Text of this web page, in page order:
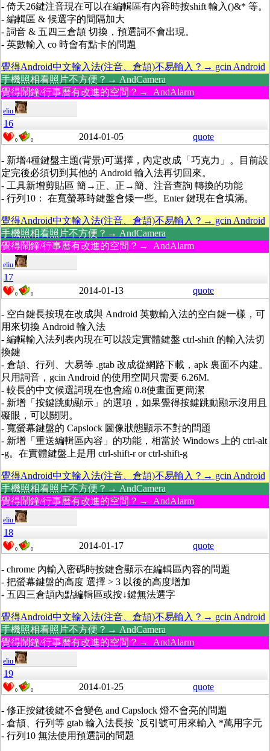
- 倚天26鍵注音現在可以在編輯區有內容時按shift 輸入()&* 等。
- 編輯區 & 候選字的間隔加大
- 詞音 & 五四三倉頡 切換，預選詞不會出現。
- 英數輸入 co 時會有點卡的問題
覺得Android中文輸入法(注音、倉頡)不易輸入？→ gcin Android
手機照相看照片不方便？→ AndCamera
覺得鬧鐘/行事曆有改進的空間？→ AndAlarm
eliu
16
0 0 2014-01-05 quote
- 新增4種鍵盤主題(背景)可選擇，內定改成「巧克力」。目前設
定完後必須切到其他的 Android 輸入法再切回來。
- 工具新增剪貼區 簡→正、正→簡、注音查詢 轉換的功能
- 行列10： 在寬螢幕時鍵盤會矮一些。Enter 鍵現在會填滿。
覺得Android中文輸入法(注音、倉頡)不易輸入？→ gcin Android
手機照相看照片不方便？→ AndCamera
覺得鬧鐘/行事曆有改進的空間？→ AndAlarm
eliu
17
0 0 2014-01-13 quote
- 空白鍵長按現在改成與 Android 英數輸入法的空白鍵一樣，可
用來切換 Android 輸入法
- 編輯輸入法列表內現在可以設定實體鍵盤 ctrl-shift 的輸入法切
換鍵
- 倉頡、行列、大易等 .gtab 改成從網路下載，apk 裏面不內建。
只用詞音，gcin Android 的使用空間只需要 6.26M.
- 較長的中文候選詞現在也會縮 0.8使畫面更簡潔
- 新增「按鍵跳動顯示」的選項，如果覺得按鍵跳動顯示沒用且
礙眼，可以關閉。
- 寬螢幕鍵盤的 Capslock 圖像狀態顯示不對的問題
- 新增「重送編輯區內容」的功能，相當於 Windows 上的 ctrl-alt
-g。在實體鍵盤上是用 ctrl-shift-r or ctrl-shift-g
覺得Android中文輸入法(注音、倉頡)不易輸入？→ gcin Android
手機照相看照片不方便？→ AndCamera
覺得鬧鐘/行事曆有改進的空間？→ AndAlarm
eliu
18
0 0 2014-01-17 quote
- chrome 內輸入密碼時按鍵會顯示在編輯區內容的問題
- 把螢幕鍵盤的高度 選擇 > 3 以後的高度增加
- 五四三倉頡內點編輯區或按↓鍵無法選字
覺得Android中文輸入法(注音、倉頡)不易輸入？→ gcin Android
手機照相看照片不方便？→ AndCamera
覺得鬧鐘/行事曆有改進的空間？→ AndAlarm
eliu
19
0 0 2014-01-25 quote
- 修正按鍵後鍵不會變色 and Capslock 燈不會亮的問題
- 倉頡、行列等 gtab 輸入法長按 `反引號可用來輸入 *萬用字元
- 行列10 無法使用預選詞的問題